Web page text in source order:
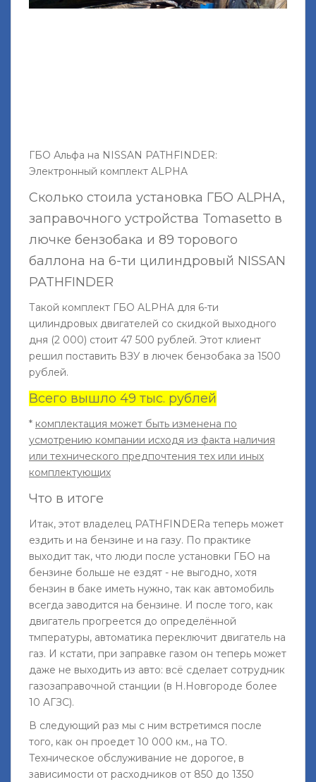
ГБО Альфа на NISSAN PATHFINDER:
Электронный комплект ALPHA
Сколько стоила установка ГБО ALPHA,
заправочного устройства Tomasetto в
лючке бензобака и 89 торового
баллона на 6-ти цилиндровый NISSAN
PATHFINDER
Такой комплект ГБО ALPHA для 6-ти
цилиндровых двигателей со скидкой выходного
дня (2 000) стоит 47 500 рублей. Этот клиент
решил поставить ВЗУ в лючек бензобака за 1500
рублей.
Всего вышло 49 тыс. рублей
* комплектация может быть изменена по
усмотрению компании исходя из факта наличия
или технического предпочтения тех или иных
комплектующих
Что в итоге
Итак, этот владелец PATHFINDERа теперь может
ездить и на бензине и на газу. По практике
выходит так, что люди после установки ГБО на
бензине больше не ездят - не выгодно, хотя
бензин в баке иметь нужно, так как автомобиль
всегда заводится на бензине. И после того, как
двигатель прогреется до определённой
тмпературы, автоматика переключит двигатель на
газ. И кстати, при заправке газом он теперь может
даже не выходить из авто: всё сделает сотрудник
газозаправочной станции (в Н.Новгороде более
10 АГЗС).
В следующий раз мы с ним встретимся после
того, как он проедет 10 000 км., на ТО.
Техническое обслуживание не дорогое, в
зависимости от расходников от 850 до 1350